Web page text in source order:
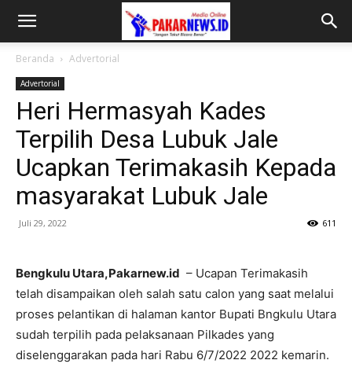
Beranda Advertorial
Advertorial
Heri Hermasyah Kades
Terpilih Desa Lubuk Jale
Ucapkan Terimakasih Kepada
masyarakat Lubuk Jale
Juli 29, 2022 611
Bengkulu Utara,Pakarnew.id – Ucapan Terimakasih
telah disampaikan oleh salah satu calon yang saat melalui
proses pelantikan di halaman kantor Bupati Bngkulu Utara
sudah terpilih pada pelaksanaan Pilkades yang
diselenggarakan pada hari Rabu 6/7/2022 2022 kemarin.